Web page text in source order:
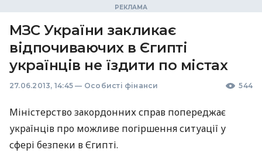
МЗС України закликає
відпочиваючих в Єгипті
українців не їздити по містах
27.06.2013, 14:45 — Особисті фінанси 544
Міністерство закордонних справ попереджає
українців про можливе погіршення ситуації у
сфері безпеки в Єгипті.